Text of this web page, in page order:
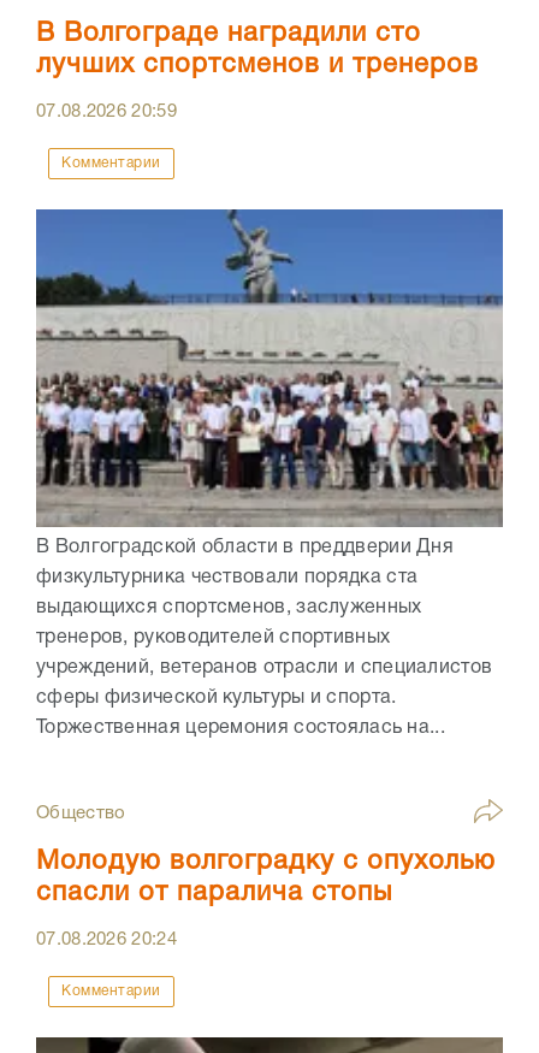
В Волгограде наградили сто
лучших спортсменов и тренеров
07.08.202620:59
Комментарии
В Волгоградской области в преддверии Дня
физкультурника чествовали порядка ста
выдающихся спортсменов, заслуженных
тренеров, руководителей спортивных
учреждений, ветеранов отрасли и специалистов
сферы физической культуры и спорта.
Торжественная церемония состоялась на...
Общество
Молодую волгоградку с опухолью
спасли от паралича стопы
07.08.202620:24
Комментарии